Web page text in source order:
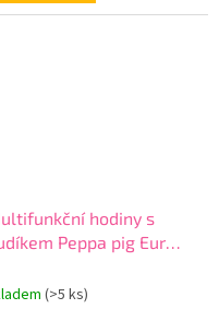
hodiny s
Peppa pig Eur
(>5 ks)